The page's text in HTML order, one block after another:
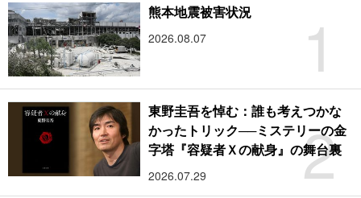
1
熊本地震被害状況
2026.08.07
2
東野圭吾を悼む：誰も考えつかな
かったトリック──ミステリーの金
字塔『容疑者Ｘの献身』の舞台裏
2026.07.29